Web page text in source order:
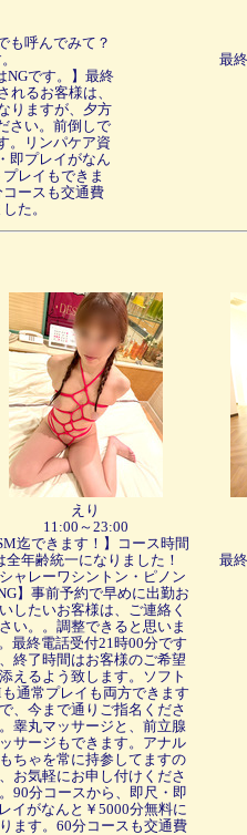
も呼んでみて？
NGです。】最終
れるお客様は、
りますが、夕方
さい。前倒しで
。リンパケア資
即プレイがなん
レイもできま
ースも交通費
た。
最
えり
11:00～23:00
SM迄できます！】コース時間
全年齢統一になりました！
シャレーワシントン・ピノン
】事前予約で早めに出勤お
したいお客様は、ご連絡く
い。。調整できると思いま
最終電話受付21時00分です
終了時間はお客様のご希望
えるよう致します。ソフト
も通常プレイも両方できます
、今まで通りご指名くださ
睾丸マッサージと、前立腺
サージもできます。アナル
ちゃを常に持参してますの
お気軽にお申し付けくださ
90分コースから、即尺・即
イがなんと￥5000分無料に
ます。60分コースも交通費
最